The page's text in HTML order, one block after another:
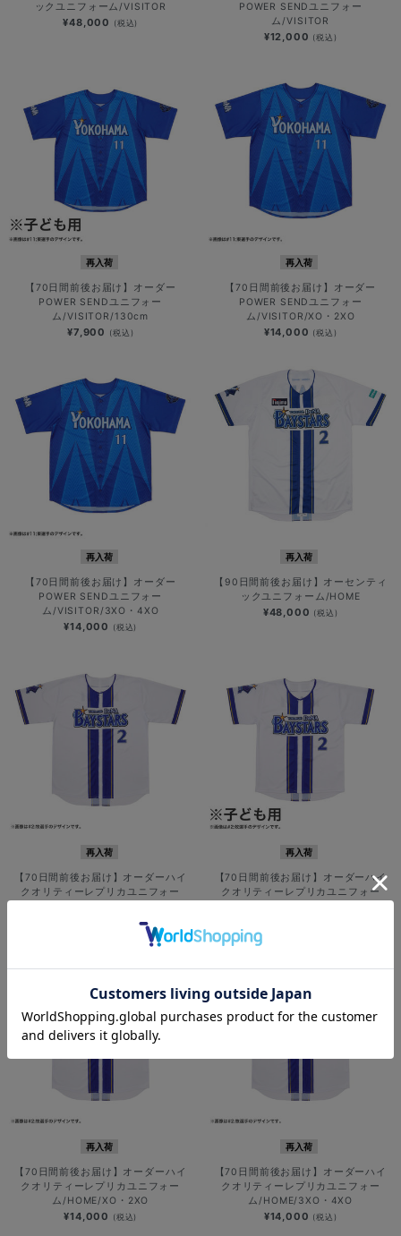
ックユニフォーム/VISITOR
¥48,000 (税込)
POWER SENDユニフォー
ム/VISITOR
¥12,000 (税込)
再入荷
【70日間前後お届け】オーダー
POWER SENDユニフォー
ム/VISITOR/130cm
¥7,900 (税込)
再入荷
【70日間前後お届け】オーダー
POWER SENDユニフォー
ム/VISITOR/XO・2XO
¥14,000 (税込)
再入荷
【70日間前後お届け】オーダー
POWER SENDユニフォー
ム/VISITOR/3XO・4XO
¥14,000 (税込)
再入荷
【90日間前後お届け】オーセンティ
ックユニフォーム/HOME
¥48,000 (税込)
再入荷
【70日間前後お届け】オーダーハイ
クオリティーレプリカユニフォー
再入荷
【70日間前後お届け】オーダーハイ
クオリティーレプリカユニフォー
再入荷
【70日間前後お届け】オーダーハイ
クオリティーレプリカユニフォー
ム/HOME/XO・2XO
¥14,000 (税込)
再入荷
【70日間前後お届け】オーダーハイ
クオリティーレプリカユニフォー
ム/HOME/3XO・4XO
¥14,000 (税込)